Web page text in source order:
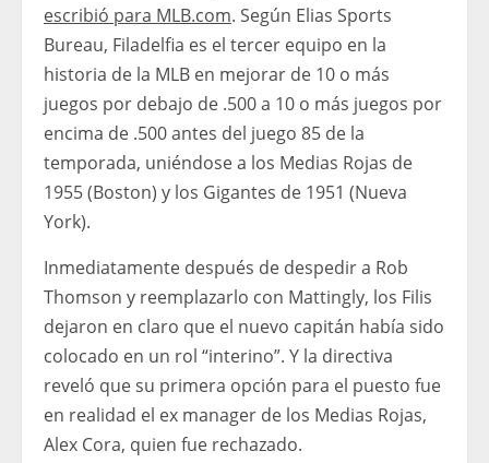
escribió para MLB.com. Según Elias Sports
Bureau, Filadelfia es el tercer equipo en la
historia de la MLB en mejorar de 10 o más
juegos por debajo de .500 a 10 o más juegos por
encima de .500 antes del juego 85 de la
temporada, uniéndose a los Medias Rojas de
1955 (Boston) y los Gigantes de 1951 (Nueva
York).
Inmediatamente después de despedir a Rob
Thomson y reemplazarlo con Mattingly, los Filis
dejaron en claro que el nuevo capitán había sido
colocado en un rol “interino”. Y la directiva
reveló que su primera opción para el puesto fue
en realidad el ex manager de los Medias Rojas,
Alex Cora, quien fue rechazado.